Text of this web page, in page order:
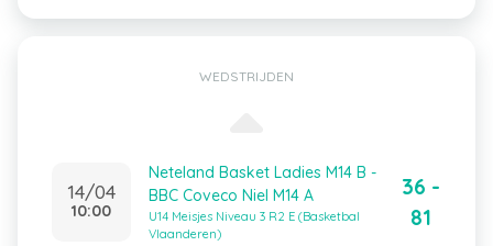
WEDSTRIJDEN
14/04
10:00
Neteland Basket Ladies M14 B -
BBC Coveco Niel M14 A
U14 Meisjes Niveau 3 R2 E (Basketbal
Vlaanderen)
36 -
81